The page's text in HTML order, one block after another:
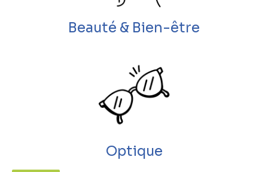
Beauté & Bien-être
Optique